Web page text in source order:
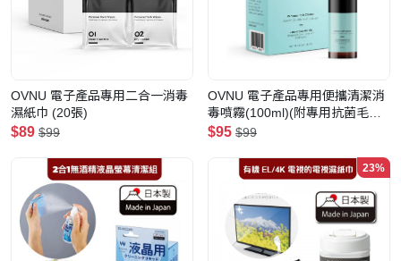
OVNU 電子產品專用二合一消毒
濕紙巾 (20張)
$89 $99
OVNU 電子產品專用便攜清潔消
毒噴霧(100ml)(附專用抗菌毛巾)
(佛手柑精油配方)
$95 $99
23%